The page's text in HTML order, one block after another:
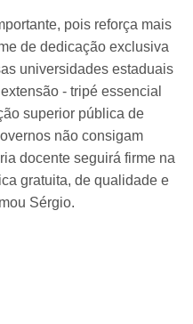
pois reforça mais
de dedicação exclusiva
universidades estaduais
- tripé essencial
superior pública de
não consigam
docente seguirá firme na
gratuita, de qualidade e
Sérgio.